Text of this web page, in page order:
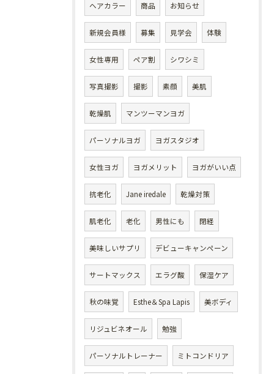
ヘアカラー 商品 お知らせ
新規会員様 募集 見学会 体験
女性専用 ペア割 シワシミ
写真撮影 撮影 素顔 美肌
乾燥肌 マンツーマンヨガ
パーソナルヨガ ヨガスタジオ
女性ヨガ ヨガメリット ヨガがいい点
抗老化 Jane iredale 乾燥対策
肌老化 老化 男性にも 閉経
美味しいサプリ デビューキャンペーン
サートマックス エラグ酸 保湿ケア
秋の味覚 Esthe＆Spa Lapis 美ボディ
リジュビネオール 勉強
パーソナルトレーナー ミトコンドリア